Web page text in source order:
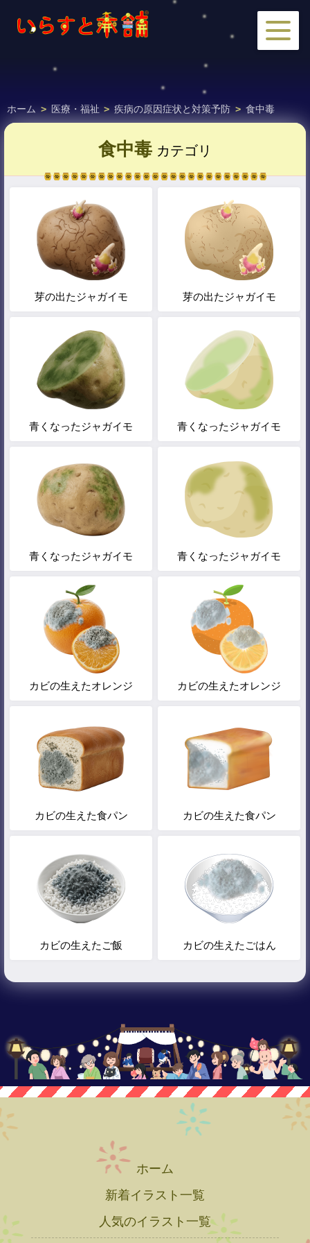
ホーム > 医療・福祉 > 疾病の原因症状と対策予防 > 食中毒
食中毒 カテゴリ
芽の出たジャガイモ 芽の出たジャガイモ
青くなったジャガイモ 青くなったジャガイモ
青くなったジャガイモ 青くなったジャガイモ
カビの生えたオレンジ カビの生えたオレンジ
カビの生えた食パン カビの生えた食パン
カビの生えたご飯 カビの生えたごはん
ホーム
新着イラスト一覧
人気のイラスト一覧